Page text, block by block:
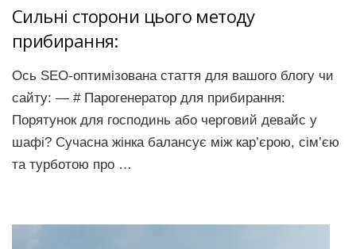
Сильні сторони цього методу
прибирання:
Ось SEO-оптимізована стаття для вашого блогу чи
сайту: — # Парогенератор для прибирання:
Порятунок для господинь або черговий девайс у
шафі? Сучасна жінка балансує між кар’єрою, сім’єю
та турботою про …